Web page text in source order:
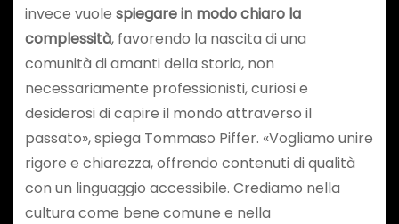
invece vuole spiegare in modo chiaro la
complessità, favorendo la nascita di una
comunità di amanti della storia, non
necessariamente professionisti, curiosi e
desiderosi di capire il mondo attraverso il
passato», spiega Tommaso Piffer. «Vogliamo unire
rigore e chiarezza, offrendo contenuti di qualità
con un linguaggio accessibile. Crediamo nella
cultura come bene comune e nella